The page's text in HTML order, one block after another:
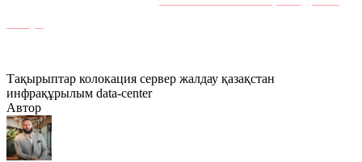
Тақырыптар колокация сервер жалдау қазақстан
инфрақұрылым data-center
Автор